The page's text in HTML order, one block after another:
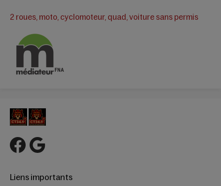
2 roues, moto, cyclomoteur, quad, voiture sans permis
Liens importants